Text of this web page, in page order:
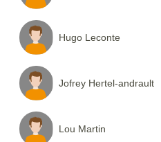
Hugo Leconte
Jofrey Hertel-andrault
Lou Martin